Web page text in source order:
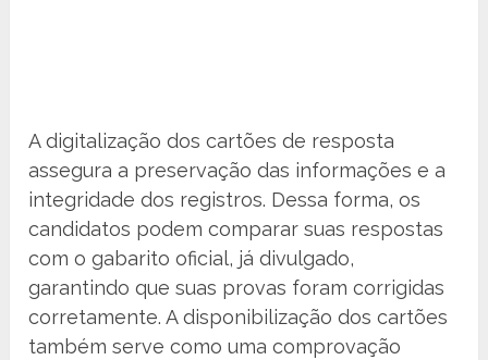
A digitalização dos cartões de resposta
assegura a preservação das informações e a
integridade dos registros. Dessa forma, os
candidatos podem comparar suas respostas
com o gabarito oficial, já divulgado,
garantindo que suas provas foram corrigidas
corretamente. A disponibilização dos cartões
também serve como uma comprovação